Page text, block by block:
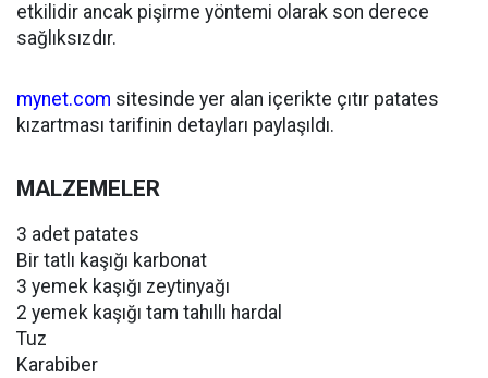
etkilidir ancak pişirme yöntemi olarak son derece
sağlıksızdır.
mynet.com sitesinde yer alan içerikte çıtır patates
kızartması tarifinin detayları paylaşıldı.
MALZEMELER
3 adet patates
Bir tatlı kaşığı karbonat
3 yemek kaşığı zeytinyağı
2 yemek kaşığı tam tahıllı hardal
Tuz
Karabiber